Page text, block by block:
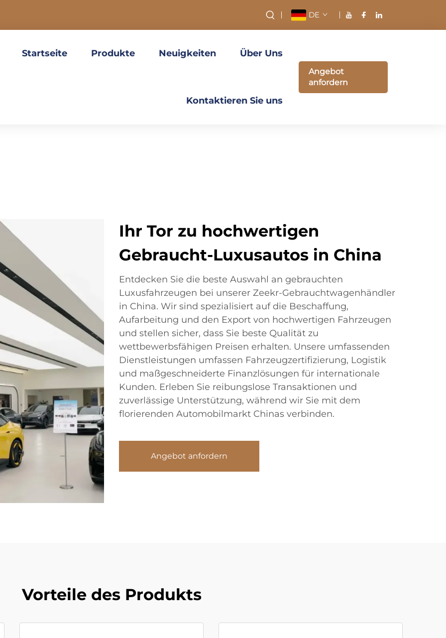
DE
Startseite Produkte Neuigkeiten Über Uns
Kontaktieren Sie uns
Angebot
anfordern
Ihr Tor zu hochwertigen
Gebraucht-Luxusautos in China
Entdecken Sie die beste Auswahl an gebrauchten
Luxusfahrzeugen bei unserer Zeekr-Gebrauchtwagenhändler
in China. Wir sind spezialisiert auf die Beschaffung,
Aufarbeitung und den Export von hochwertigen Fahrzeugen
und stellen sicher, dass Sie beste Qualität zu
wettbewerbsfähigen Preisen erhalten. Unsere umfassenden
Dienstleistungen umfassen Fahrzeugzertifizierung, Logistik
und maßgeschneiderte Finanzlösungen für internationale
Kunden. Erleben Sie reibungslose Transaktionen und
zuverlässige Unterstützung, während wir Sie mit dem
florierenden Automobilmarkt Chinas verbinden.
Angebot anfordern
Vorteile des Produkts